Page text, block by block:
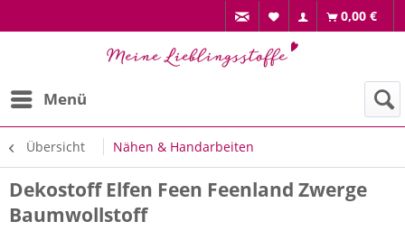
0,00 €
Menü
Übersicht Nähen & Handarbeiten
Dekostoff Elfen Feen Feenland Zwerge
Baumwollstoff